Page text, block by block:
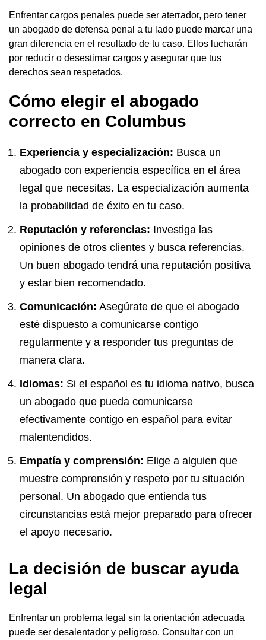
Enfrentar cargos penales puede ser aterrador, pero tener
un abogado de defensa penal a tu lado puede marcar una
gran diferencia en el resultado de tu caso. Ellos lucharán
por reducir o desestimar cargos y asegurar que tus
derechos sean respetados.
Cómo elegir el abogado
correcto en Columbus
Experiencia y especialización: Busca un
abogado con experiencia específica en el área
legal que necesitas. La especialización aumenta
la probabilidad de éxito en tu caso.
Reputación y referencias: Investiga las
opiniones de otros clientes y busca referencias.
Un buen abogado tendrá una reputación positiva
y estar bien recomendado.
Comunicación: Asegúrate de que el abogado
esté dispuesto a comunicarse contigo
regularmente y a responder tus preguntas de
manera clara.
Idiomas: Si el español es tu idioma nativo, busca
un abogado que pueda comunicarse
efectivamente contigo en español para evitar
malentendidos.
Empatía y comprensión: Elige a alguien que
muestre comprensión y respeto por tu situación
personal. Un abogado que entienda tus
circunstancias está mejor preparado para ofrecer
el apoyo necesario.
La decisión de buscar ayuda
legal
Enfrentar un problema legal sin la orientación adecuada
puede ser desalentador y peligroso. Consultar con un